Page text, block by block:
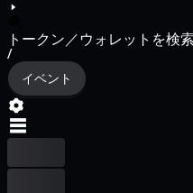
トークン／ウォレットを検索
/
イベント